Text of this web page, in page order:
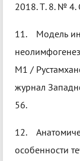
2018. Т. 8. № 4.
11. Модель
М1 /
журнал
56.
12.
особенности